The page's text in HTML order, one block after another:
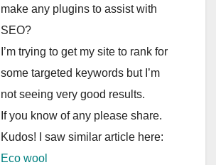
make any plugins to assist with
SEO?
I’m trying to get my site to rank for
some targeted keywords but I’m
not seeing very good results.
If you know of any please share.
Kudos! I saw similar article here:
Eco wool